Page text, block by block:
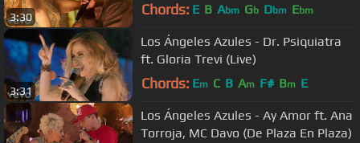
3:30 Chords: E B Abm Gb Dbm Ebm
3:31
Los Ángeles Azules - Dr. Psiquiatra
ft. Gloria Trevi (Live)
Chords: Em C B Am F# Bm E
Los Ángeles Azules - Ay Amor ft. Ana
Torroja, MC Davo (De Plaza En Plaza)